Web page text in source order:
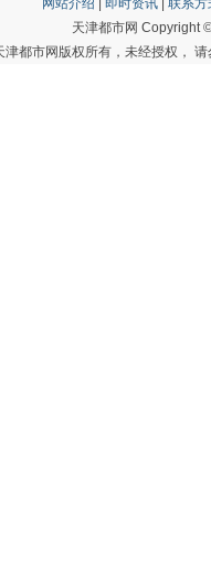
网站介绍 即时资讯
联系方
天津都市网 Copyright
津都市网版权所有，未经授权，